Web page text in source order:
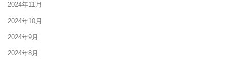
2024年11月
2024年10月
2024年9月
2024年8月